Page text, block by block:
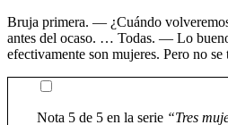
Bruja primera. — ¿Cuándo
antes del ocaso. … Todas. — Lo
efectivamente son mujeres. Pero no se
Nota 5 de 5 en la serie “Tres